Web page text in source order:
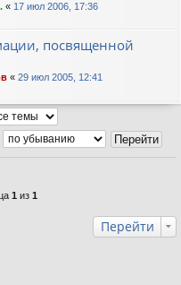
« 17 июл 2006, 17:36
посвященной
« 29 июл 2005, 12:41
1 из 1
Перейти